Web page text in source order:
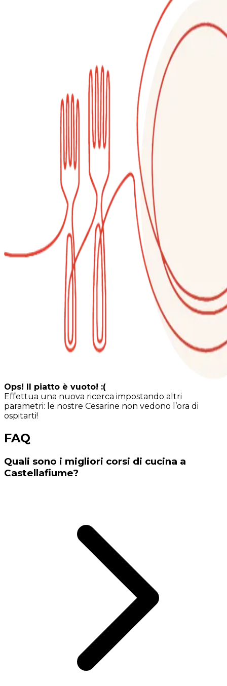
Ops! Il piatto è vuoto! :(
Effettua una nuova ricerca impostando altri
parametri: le nostre Cesarine non vedono l’ora di
ospitarti!
FAQ
Quali sono i migliori corsi di cucina a
Castellafiume?